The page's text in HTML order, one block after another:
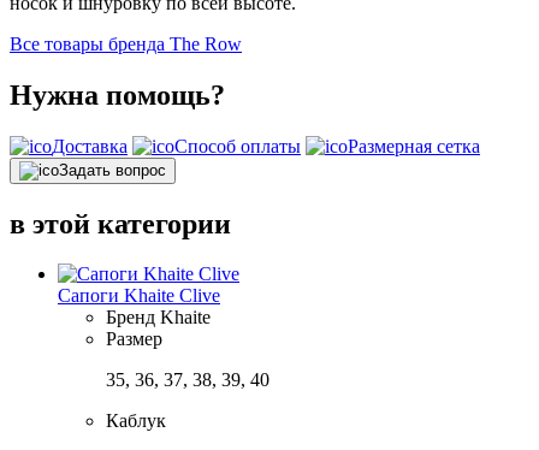
Все товары бренда The Row
Нужна помощь?
Доставка Способ оплаты Размерная сетка
Задать вопрос
в этой категории
Сапоги Khaite Clive
Бренд Khaite
Размер
35, 36, 37, 38, 39, 40
Каблук